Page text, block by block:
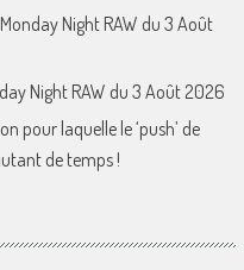
Night RAW du 3 Août
Night RAW du 3 Août 2026
pour laquelle le ‘push’ de
de temps !